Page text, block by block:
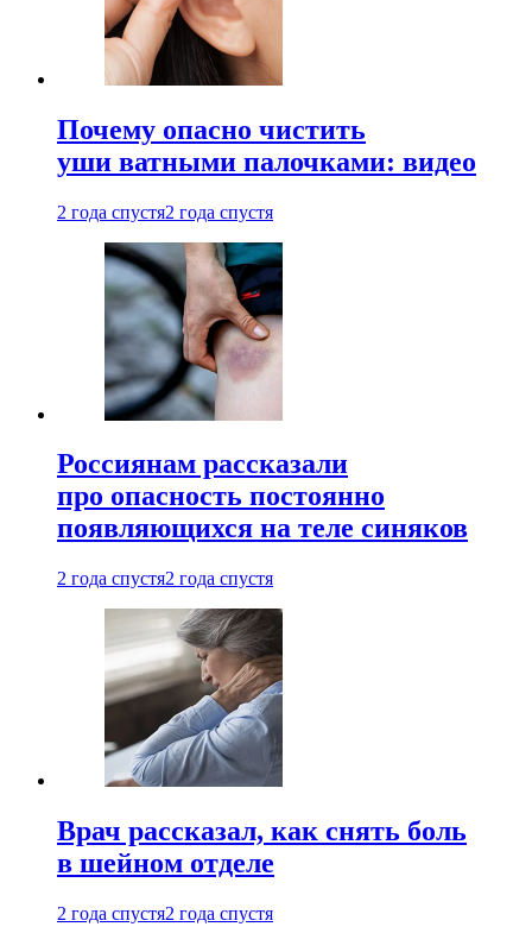
Почему опасно чистить
уши ватными палочками: видео
2 года спустя2 года спустя
Россиянам рассказали
про опасность постоянно
появляющихся на теле синяков
2 года спустя2 года спустя
Врач рассказал, как снять боль
в шейном отделе
2 года спустя2 года спустя